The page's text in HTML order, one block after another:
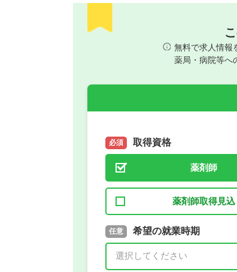
無料で求人情報
薬局・病院等へ
必須 取得資格
薬剤師
薬剤師取得見込
必須 取得予定年
年 3月
任意 希望の就業時期